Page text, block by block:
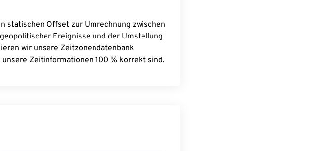
statischen Offset zur Umrechnung zwischen
Ereignisse und der Umstellung
wir unsere Zeitzonendatenbank
Zeitinformationen 100 % korrekt sind.